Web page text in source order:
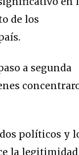
de los
a segunda
políticos y
la legitimidad